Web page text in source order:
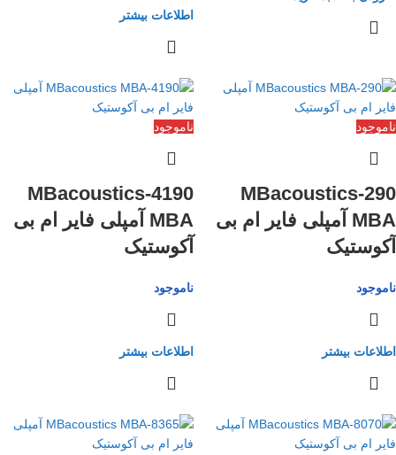
اطلاعات بیشتر
ناموجود
290-MBacoustics
MBA آمپلی فایر ام بی
آکوستیک
ناموجود
اطلاعات بیشتر
ناموجود
4190-MBacoustics
MBA آمپلی فایر ام بی
آکوستیک
ناموجود
اطلاعات بیشتر